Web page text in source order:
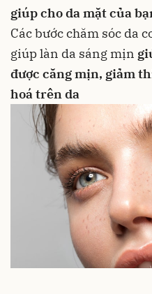
giúp cho da mặt của
Các bước chăm sóc da
giúp làn da sáng mịn
được căng mịn, giảm
hoá trên da